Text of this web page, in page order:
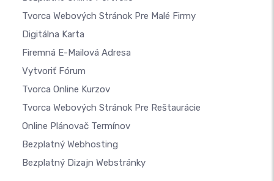
Tvorca Webových Stránok Pre Malé Firmy
Digitálna Karta
Firemná E-Mailová Adresa
Vytvoriť Fórum
Tvorca Online Kurzov
Tvorca Webových Stránok Pre Reštaurácie
Online Plánovač Termínov
Bezplatný Webhosting
Bezplatný Dizajn Webstránky